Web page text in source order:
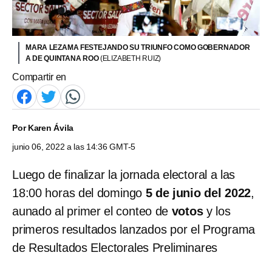
MARA LEZAMA FESTEJANDO SU TRIUNFO COMO GOBERNADOR
A DE QUINTANA ROO(ELIZABETH RUIZ)
Compartir en
PorKaren Ávila
junio 06, 2022 a las 14:36 GMT-5
Luego de finalizar la jornada electoral a las
18:00 horas del domingo 5 de junio del 2022,
aunado al primer el conteo de votosy los
primeros resultados lanzados por el Programa
de Resultados Electorales Preliminares